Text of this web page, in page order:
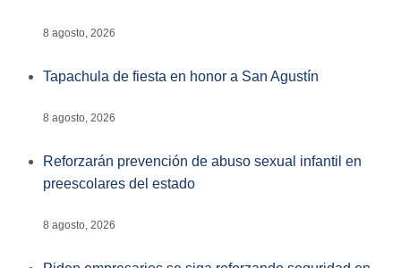
8 agosto, 2026
Tapachula de fiesta en honor a San Agustín
8 agosto, 2026
Reforzarán prevención de abuso sexual infantil en
preescolares del estado
8 agosto, 2026